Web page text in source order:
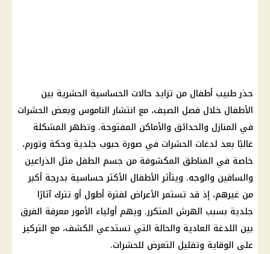
حذر طبيب أطفال من تزايد حالات الحساسية الحشرية بين
الأطفال خلال فصل الصيف، مع انتشار الناموس وبعض الحشرات
في المنازل والحدائق والأماكن المفتوحة. وتظهر المشكلة
غالبًا بعد لدغات الحشرات في صورة حبوب جلدية وحكة وتورم،
خاصة في المناطق المكشوفة من جسم الطفل مثل الذراعين
والساقين والوجه. ويتأثر الأطفال الأكثر حساسية بدرجة أكبر
من غيرهم، إذ قد تستمر الأعراض لفترة أطول أو تترك آثارًا
جلدية بسبب الهرش المتكرر. ويهم أولياء الأمور معرفة الفرق
بين اللدغة العادية والحالة التي تستدعي الكشف، مع التركيز
على الوقاية وتقليل التعرض للحشرات.